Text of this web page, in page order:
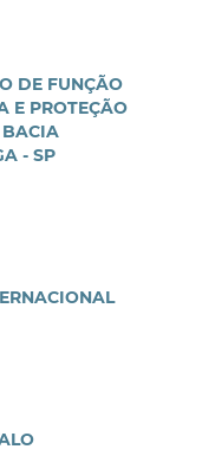
DE FUNÇÃO
E PROTEÇÃO
BACIA
- SP